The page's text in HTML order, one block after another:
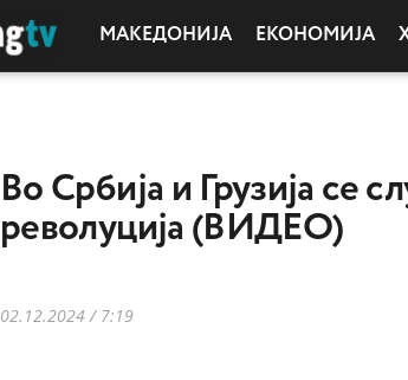
МАКЕДОНИЈА ЕКОНОМИЈА
Во Србија и Грузија се
револуција (ВИДЕО)
02.12.2024 / 7:19